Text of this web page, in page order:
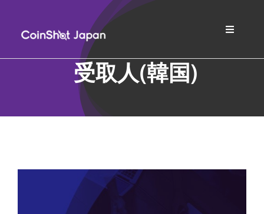
content
Toggle
ホーム
FAQs
受取人(韓国)